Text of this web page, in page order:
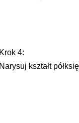
4:
kształt